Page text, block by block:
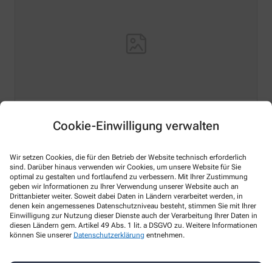
Cookie-Einwilligung verwalten
Wir setzen Cookies, die für den Betrieb der Website technisch erforderlich
sind. Darüber hinaus verwenden wir Cookies, um unsere Website für Sie
optimal zu gestalten und fortlaufend zu verbessern. Mit Ihrer Zustimmung
geben wir Informationen zu Ihrer Verwendung unserer Website auch an
Drittanbieter weiter. Soweit dabei Daten in Ländern verarbeitet werden, in
denen kein angemessenes Datenschutzniveau besteht, stimmen Sie mit Ihrer
Einwilligung zur Nutzung dieser Dienste auch der Verarbeitung Ihrer Daten in
diesen Ländern gem. Artikel 49 Abs. 1 lit. a DSGVO zu. Weitere Informationen
können Sie unserer Datenschutzerklärung entnehmen.
Hello world!
post. Edit or delete it, then start writing!
Mehr Lesen